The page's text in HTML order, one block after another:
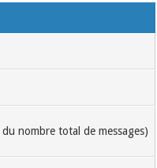
nombre total de messages)